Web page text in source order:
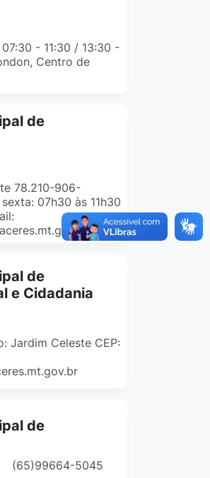
- 11:30 / 13:30 -
Centro de
de
78.210-906-
07h30 às 11h30
de
e Cidadania
Jardim Celeste CEP:
de
(65)99664-5045